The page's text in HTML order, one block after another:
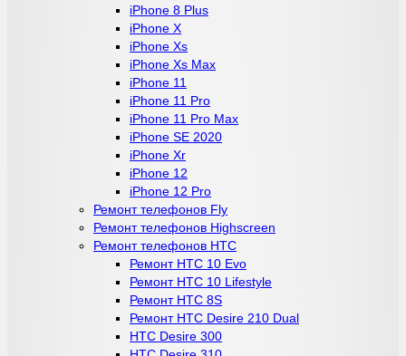
iPhone 8 Plus
iPhone X
iPhone Xs
iPhone Xs Max
iPhone 11
iPhone 11 Pro
iPhone 11 Pro Max
iPhone SE 2020
iPhone Xr
iPhone 12
iPhone 12 Pro
Ремонт телефонов Fly
Ремонт телефонов Highscreen
Ремонт телефонов HTC
Ремонт HTC 10 Evo
Ремонт HTC 10 Lifestyle
Ремонт HTC 8S
Ремонт HTC Desire 210 Dual
HTC Desire 300